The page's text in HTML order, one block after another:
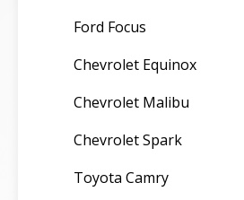
Ford Focus
Chevrolet Equinox
Chevrolet Malibu
Chevrolet Spark
Toyota Camry